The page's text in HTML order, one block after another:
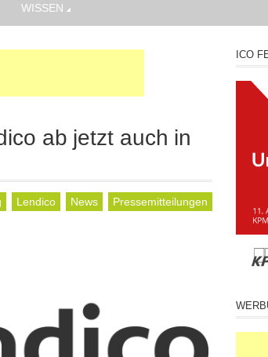
WISSEN
ab jetzt auch in
Lendico News Pressemitteilungen
ICO